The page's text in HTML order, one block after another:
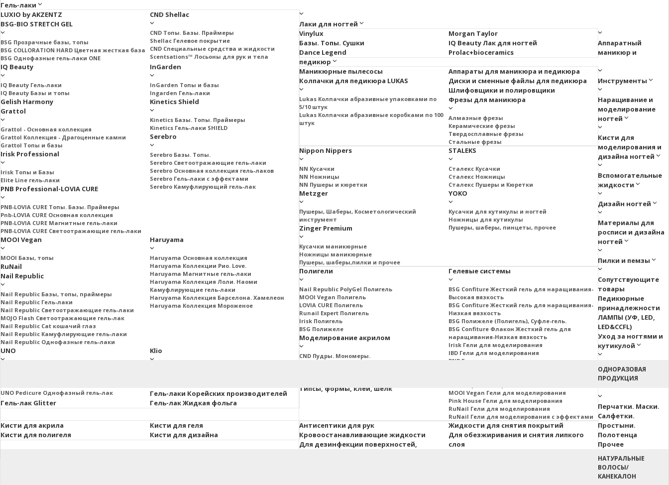
Гель-лаки
CND Shellac
CND Топы. Базы. Праймеры
Shellac Гелевое покрытие
CND Специальные средства и жидкости
Scentsations™ Лосьоны для рук и тела
LUXIO by AKZENTZ
BSG-BIO STRETCH GEL
BSG Прозрачные базы, топы
BSG COLLORATION HARD Цветная жесткая база
BSG Однофазные гель-лаки ONE
IQ Beauty
IQ Beauty Гель-лаки
IQ Beauty Базы и топы
InGarden
InGarden Топы и базы
Ingarden Гель-лаки
Gelish Harmony Kinetics Shield
Kinetics Базы. Топы. Праймеры
Kinetics Гель-лаки SHIELD
Grattol
Grattol - Oснoвнaя коллекция
Grattol Коллекция - Драгоценные камни
Grattol Топы и базы
Serebro
Serebro Базы. Топы.
Serebro Светоотражающие гель-лаки
Serebro Основная коллекция гель-лаков
Serebro Гель-лаки с эффектами
Serebro Камуфлирующий гель-лак
Irisk Professional
Irisk Топы и Базы
Elite Line гель-лаки
PNB Professional-LOVIA CURE
PNB-LOVIA CURE Топы. Базы. Праймеры
Pnb-LOVIA CURE Основная коллекция
PNB-LOVIA CURE Магнитные гель-лаки
PNB-LOVIA CURE Cветоотражающие гель-лаки
MOOI Vegan
MOOI Базы, топы
Haruyama
Haruyama Основная коллекция
Haruyama Коллекции Рио. Love.
Haruyama Магнитные гель-лаки
Haruyama Коллекция Лоли. Наоми
Камуфлирующие гель-лаки
Haruyama Коллекция Барселона. Хамелеон
Haruyama Коллекция Мороженое
RuNail
Nail Republic
Nail Republic Базы, топы, праймеры
Nail Republic Гель-лаки
Nail Republic Светоотражающие гель-лаки
MOJO Flash Светоотражающие гель-лак
Nail Republic Cat кошачий глаз
Nail Republic Камуфлирующие гель-лаки
Nail Republic Однофазные гель-лаки
UNO
UNO Pedicure Однофазный гель-лак
Klio
Гель-лаки Корейских производителей
Гель-лак Жидкая фольга
Гель-лак Glitter
Лаки для ногтей
Morgan Taylor
Vinylux
IQ Beauty Лак для ногтей
Prolac+bioceramics
Базы. Топы. Сушки
Dance Legend
Аппаратный
маникюр и
педикюр
Аппараты для маникюра и педикюра
Маникюрные пылесосы
Диски и сменные файлы для педикюра
Колпачки для педикюра LUKAS
Lukas Колпачки абразивные упаковками по
5/10 штук
Lukas Колпачки абразивные коробками по 100
штук
Шлифовщики и полировщики
Фрезы для маникюра
Алмазные фрезы
Керамические фрезы
Твердосплавные фрезы
Стальные фрезы
Инструменты
STALEKS
Сталекс Кусачки
Сталекс Ножницы
Сталекс Пушеры и Кюретки
Nippon Nippers
NN Кусачки
NN Ножницы
NN Пушеры и кюретки
YOKO
Кусачки для кутикулы и ногтей
Ножницы для кутикулы
Пушеры, шаберы, пинцеты, прочее
Metzger
Пушеры, Шаберы, Косметологический
инструмент
Zinger Premium
Кусачки маникюрные
Ножницы маникюрные
Пушеры, шаберы,пилки и прочее
Наращивание и
моделирование
ногтей
Гелевые системы
BSG Confiture Жесткий гель для наращивания-
Высокая вязкость
BSG Confiture Жесткий гель для наращивания-
Низкая вязкость
BSG Полижеле (Полигель), Суфле-гель.
BSG Confiture Флакон Жесткий гель для
наращивания-Низкая вязкость
Irisk Гели для моделирования
IBD Гели для моделирования
PNB Гели для моделирования
MOOI Vegan Гели для моделирования
Pink House Гели для моделирования
RuNail Гели для моделирования
RuNail Гели для моделирования с эффектами
Полигели
Nail Republic PolyGel Полигель
MOOI Vegan Полигель
LOVIA CURE Полигель
Runail Expert Полигель
Irisk Полигель
BSG Полижеле
Моделирование акрилом
CND Пудры. Мономеры.
Типсы, формы, клей, шелк
Кисти для
моделирования и
дизайна ногтей
Кисти для геля
Кисти для акрила
Кисти для дизайна
Кисти для полигеля
Вспомогательные
жидкости
Жидкости для снятия покрытий
Антисептики для рук
Для обезжиривания и снятия липкого
слоя
Кровоостанавливающие жидкости
Для дезинфекции поверхностей,
Дизайн ногтей
Материалы для
росписи и дизайна
ногтей
Пилки и пемзы
Сопутствующите
товары
Педикюрные
принадлежности
ЛАМПЫ (УФ, LED,
LED&CCFL)
Уход за ногтями и
кутикулой
ОДНОРАЗОВАЯ
ПРОДУКЦИЯ
Перчатки. Маски.
Салфетки.
Простыни.
Полотенца
Прочее
НАТУРАЛЬНЫЕ
ВОЛОСЫ/
КАНЕКАЛОН